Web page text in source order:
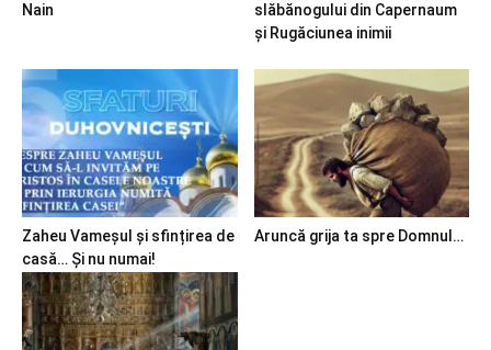
Nain
slăbănogului din Capernaum
și Rugăciunea inimii
Zaheu Vameșul și sfințirea de
casă… Și nu numai!
Aruncă grija ta spre Domnul…